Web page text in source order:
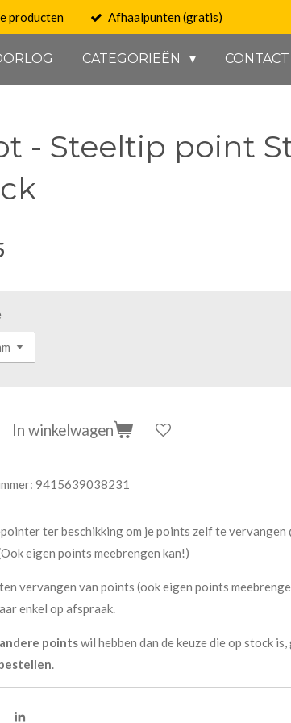
producten Afhaalpunten (gratis)
CATEGORIEËN CONTACT
- Steeltip point
In winkelwagen
9415639038231
ter beschikking om je points zelf te vervangen
eigen points meebrengen kan!)
vervangen van points (ook eigen points
enkel op afspraak.
andere pointswil hebben dan de keuze die op stock
.